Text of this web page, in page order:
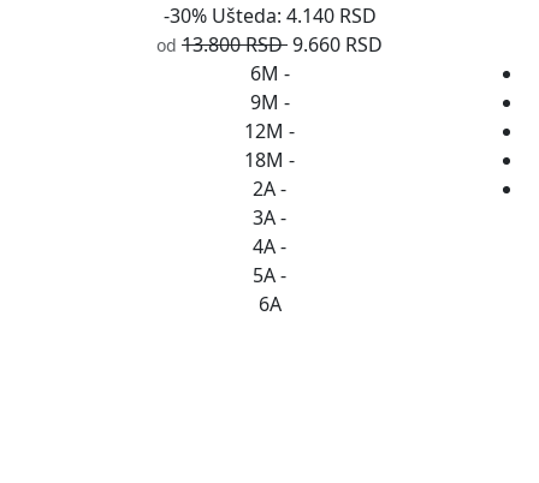
-30% Ušteda: 4.140 RSD
od 13.800 RSD9.660 RSD
6M -
9M -
12M -
18M -
2A-
3A-
4A-
5A-
6A